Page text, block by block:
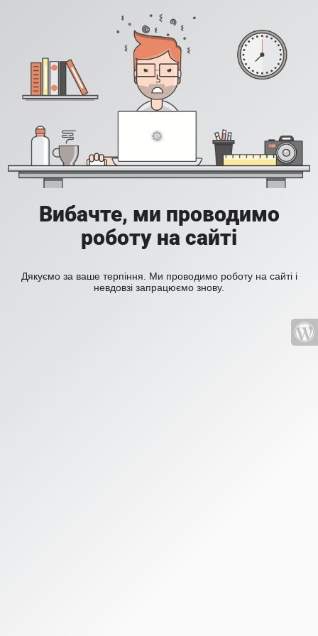
Вибачте, ми проводимо
роботу на сайті
Дякуємо за ваше терпіння. Ми проводимо роботу на сайті і
невдовзі запрацюємо знову.